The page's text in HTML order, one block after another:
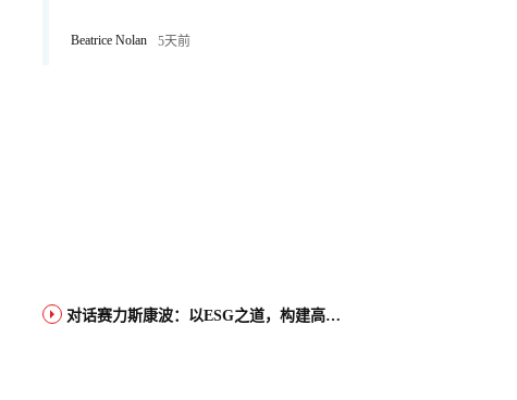
Beatrice Nolan 5天前
对话赛力斯康波：以ESG之道，构建高端智能汽车品牌全球竞争力